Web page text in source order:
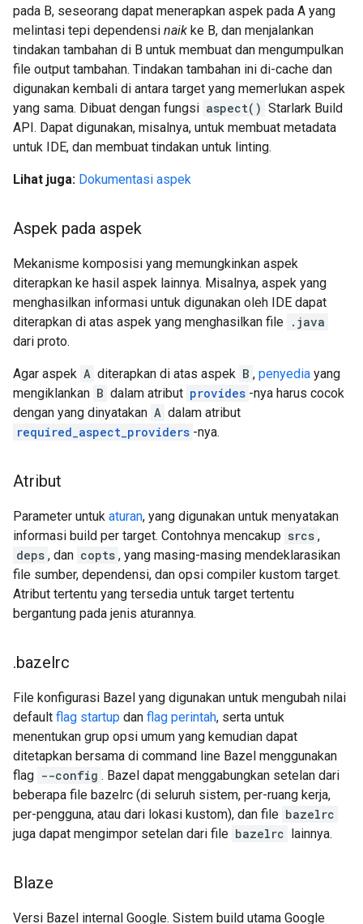
pada B, seseorang dapat menerapkan aspek pada A yang
melintasi tepi dependensi naik ke B, dan menjalankan
tindakan tambahan di B untuk membuat dan mengumpulkan
file output tambahan. Tindakan tambahan ini di-cache dan
digunakan kembali di antara target yang memerlukan aspek
yang sama. Dibuat dengan fungsi aspect() Starlark Build
API. Dapat digunakan, misalnya, untuk membuat metadata
untuk IDE, dan membuat tindakan untuk linting.
Lihat juga: Dokumentasi aspek
Aspek pada aspek
Mekanisme komposisi yang memungkinkan aspek
diterapkan ke hasil aspek lainnya. Misalnya, aspek yang
menghasilkan informasi untuk digunakan oleh IDE dapat
diterapkan di atas aspek yang menghasilkan file .java
dari proto.
Agar aspek A diterapkan di atas aspek B , penyedia yang
mengiklankan B dalam atribut provides -nya harus cocok
dengan yang dinyatakan A dalam atribut
required_aspect_providers -nya.
Atribut
Parameter untuk aturan, yang digunakan untuk menyatakan
informasi build per target. Contohnya mencakup srcs ,
deps , dan copts , yang masing-masing mendeklarasikan
file sumber, dependensi, dan opsi compiler kustom target.
Atribut tertentu yang tersedia untuk target tertentu
bergantung pada jenis aturannya.
.bazelrc
File konfigurasi Bazel yang digunakan untuk mengubah nilai
default flag startup dan flag perintah, serta untuk
menentukan grup opsi umum yang kemudian dapat
ditetapkan bersama di command line Bazel menggunakan
flag --config . Bazel dapat menggabungkan setelan dari
beberapa file bazelrc (di seluruh sistem, per-ruang kerja,
per-pengguna, atau dari lokasi kustom), dan file bazelrc
juga dapat mengimpor setelan dari file bazelrc lainnya.
Blaze
Versi Bazel internal Google. Sistem build utama Google